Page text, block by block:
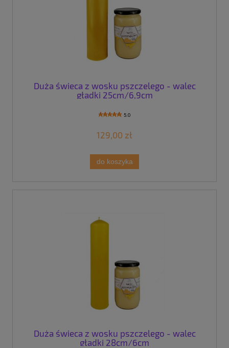
Duża świeca z wosku pszczelego - walec
gładki 25cm/6,9cm
5.0
129,00 zł
do koszyka
Duża świeca z wosku pszczelego - walec
gładki 28cm/6cm